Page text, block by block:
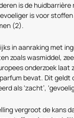
is de
is voor
(2).
in aanraking met
zoals wasmiddel,
onderzoek laat
bevat. Dit geldt
als ‘zacht’,
vergroot de kans